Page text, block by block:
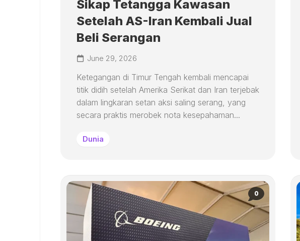
Sikap Tetangga Kawasan
Setelah AS-Iran Kembali Jual
Beli Serangan
June 29, 2026
Ketegangan di Timur Tengah kembali mencapai
titik didih setelah Amerika Serikat dan Iran terjebak
dalam lingkaran setan aksi saling serang, yang
secara praktis merobek nota kesepahaman...
Dunia
0